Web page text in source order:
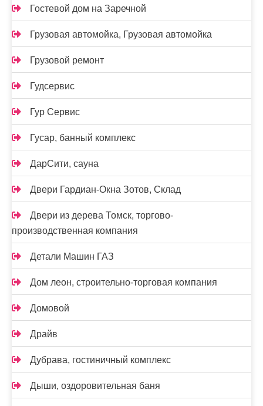
Гостевой дом на Заречной
Грузовая автомойка, Грузовая автомойка
Грузовой ремонт
Гудсервис
Гур Сервис
Гусар, банный комплекс
ДарСити, сауна
Двери Гардиан-Окна Зотов, Склад
Двери из дерева Томск, торгово-
производственная компания
Детали Машин ГАЗ
Дом леон, строительно-торговая компания
Домовой
Драйв
Дубрава, гостиничный комплекс
Дыши, оздоровительная баня